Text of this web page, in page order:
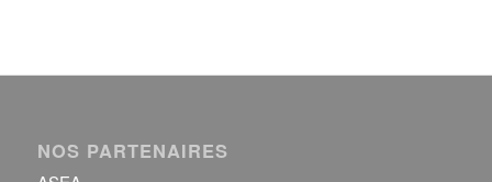
NOS PARTENAIRES